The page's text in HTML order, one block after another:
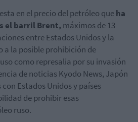
en el precio del petróleo queha
el barril Brent, máximos de 13
entre Estados Unidos y la
a la posible prohibición de
como represalia por su invasión
de noticias Kyodo News, Japón
Estados Unidos y países
de prohibir esas
ruso.